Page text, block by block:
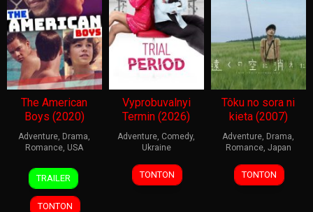
The American
Boys (2020)
Adventure, Drama,
Romance, USA
30
Nov
2020
Jerell
Rosales
TRAILER
TONTON
Vyprobuvalnyi
Termin (2026)
Adventure, Comedy,
Ukraine
8
Jan
Iryna
Gromozda
TONTON
Tôku no sora ni
kieta (2007)
Adventure, Drama,
Romance, Japan
18
Aug
Isao
Yukisada
TONTON